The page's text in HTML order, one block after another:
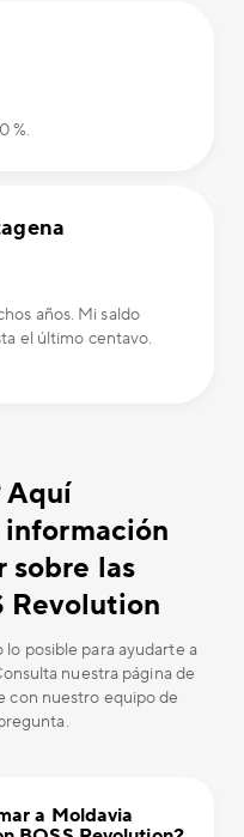
%.
años. Mi saldo
el último centavo.
Aquí
sobre las
Revolution
posible para ayudarte a
nuestra página de
con nuestro equipo de
a Moldavia